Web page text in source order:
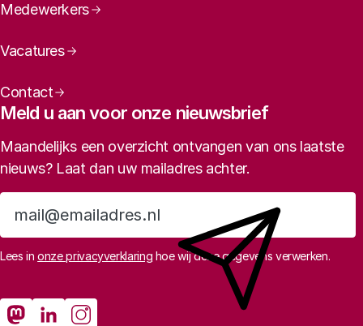
Medewerkers
Vacatures
Contact
Meld u aan voor onze nieuwsbrief
Maandelijks een overzicht ontvangen van ons laatste
nieuws? Laat dan uw mailadres achter.
Aanmelden
Lees inonze privacyverklaring hoe wij deze gegevens verwerken.
Sociale media